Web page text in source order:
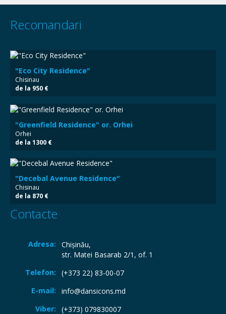
Recomandari
"Eco City Residence"
Chisinau
de la 950 €
"Greenfield Residence" or. Orhei
Orhei
de la 1300 €
"Decebal Avenue Residence"
Chisinau
de la 870 €
Contacte
Adresa:
Chişinău,
str. Matei Basarab 2/1, of. 1
Telefon:
(+373 22) 83-00-07
E-mail:
info@dansicons.md
Viber:
(+373) 079830007